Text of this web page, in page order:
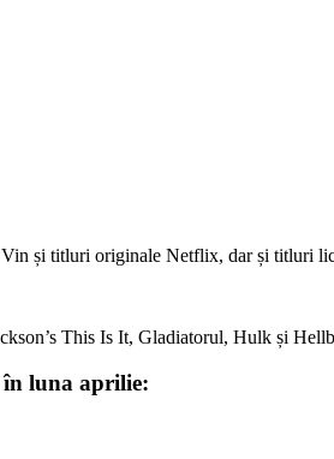
și titluri originale Netflix, dar și titluri
This Is It, Gladiatorul, Hulk și
luna aprilie: